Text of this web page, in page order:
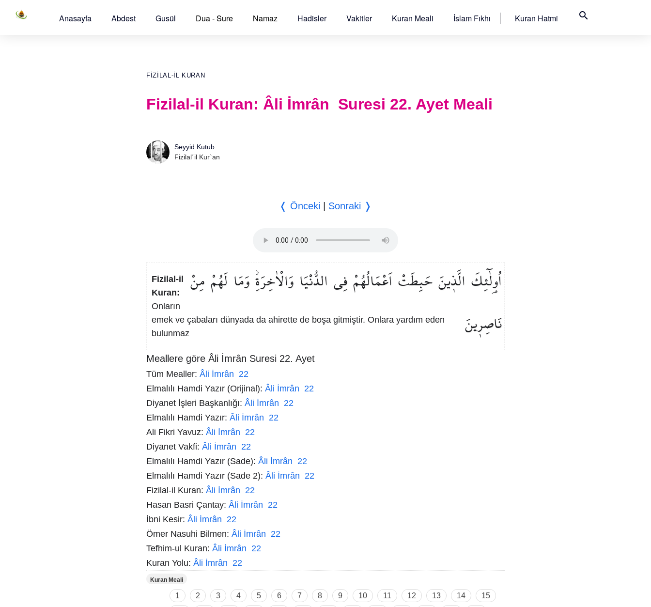
Anasayfa Abdest Gusül Dua - Sure Namaz Hadisler Vakitler Kuran Meali İslam Fıkhı Kuran Hatmi search
FIZILAL-IL KURAN
Fizilal-il Kuran: Âli İmrân Suresi 22. Ayet Meali
Seyyid Kutub
Fizilal´il Kur`an
❬ Önceki | Sonraki ❭
اُو۬لٰٓئِكَ الَّذ۪ينَحَبِطَتْاَعْمَالُهُمْفِي الدُّنْيَا وَالْاٰخِرَةِۘوَمَا لَهُمْ مِنْ
نَاصِر۪ينَ
Fizilal-il
Kuran:
Onların
emek ve çabaları dünyada da ahirette de boşa gitmiştir. Onlara yardım eden
bulunmaz
Meallere göre Âli İmrân Suresi 22. Ayet
Tüm Mealler: Âli İmrân 22
Elmalılı Hamdi Yazır (Orijinal): Âli İmrân 22
Diyanet İşleri Başkanlığı: Âli İmrân 22
Elmalılı Hamdi Yazır: Âli İmrân 22
Ali Fikri Yavuz: Âli İmrân 22
Diyanet Vakfi: Âli İmrân 22
Elmalılı Hamdi Yazır (Sade): Âli İmrân 22
Elmalılı Hamdi Yazır (Sade 2): Âli İmrân 22
Fizilal-il Kuran: Âli İmrân 22
Hasan Basri Çantay: Âli İmrân 22
İbni Kesir: Âli İmrân 22
Ömer Nasuhi Bilmen: Âli İmrân 22
Tefhim-ul Kuran: Âli İmrân 22
Kuran Yolu: Âli İmrân 22
Kuran Meali
1 2 3 4 5 6 7 8 9 10 11 12 13 14
15